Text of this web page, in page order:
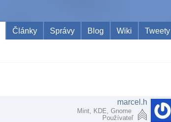
Články Správy Blog Wiki Tweety
marcel.h
Mint, KDE, Gnome
Používateľ